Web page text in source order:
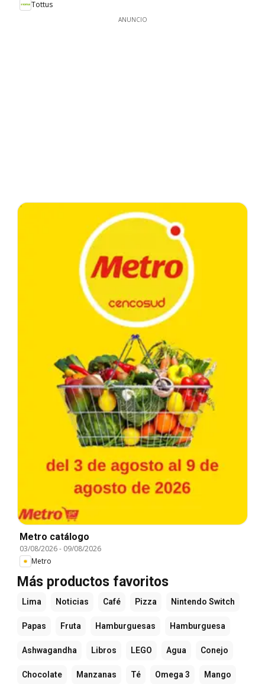
Tottus
ANUNCIO
Metro catálogo
03/08/2026- 09/08/2026
Metro
Más productos favoritos
Lima Noticias Café Pizza Nintendo Switch
Papas Fruta Hamburguesas Hamburguesa
Ashwagandha Libros LEGO Agua Conejo
Chocolate Manzanas Té Omega 3 Mango